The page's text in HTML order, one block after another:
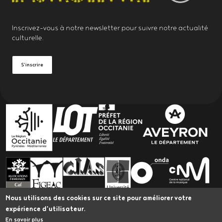
Nous utilisons des cookies sur ce site pour améliorer votre
expérience d'utilisateur.
En savoir plus
Inscrivez-vous à notre newsletter pour suivre notre actualité
culturelle.
S'inscrire
PARTENAIRES